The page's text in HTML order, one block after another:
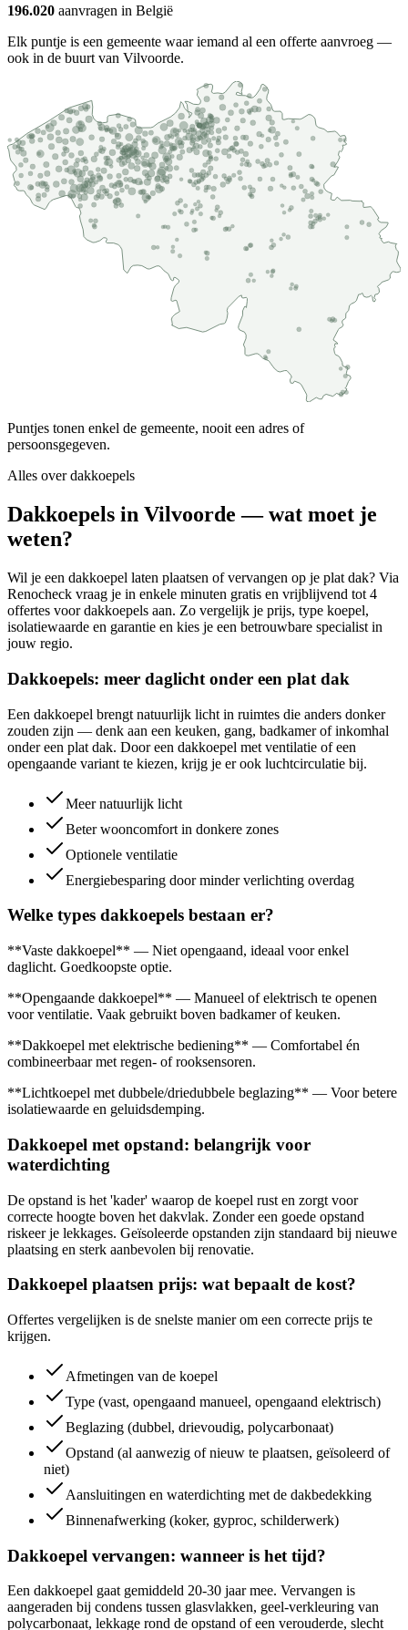
196.020 aanvragen in België
Elk puntje is een gemeente waar iemand al een offerte aanvroeg —
ook in de buurt van Vilvoorde.
Puntjes tonen enkel de gemeente, nooit een adres of
persoonsgegeven.
Alles overdakkoepels
Dakkoepels in Vilvoorde — wat moet je
weten?
Wil je een dakkoepel laten plaatsen of vervangen op je plat dak? Via
Renocheck vraag je in enkele minuten gratis en vrijblijvend tot 4
offertes voor dakkoepels aan. Zo vergelijk je prijs, type koepel,
isolatiewaarde en garantie en kies je een betrouwbare specialist in
jouw regio.
Dakkoepels: meer daglicht onder een plat dak
Een dakkoepel brengt natuurlijk licht in ruimtes die anders donker
zouden zijn — denk aan een keuken, gang, badkamer of inkomhal
onder een plat dak. Door een dakkoepel met ventilatie of een
opengaande variant te kiezen, krijg je er ook luchtcirculatie bij.
Meer natuurlijk licht
Beter wooncomfort in donkere zones
Optionele ventilatie
Energiebesparing door minder verlichting overdag
Welke types dakkoepels bestaan er?
**Vaste dakkoepel** — Niet opengaand, ideaal voor enkel
daglicht. Goedkoopste optie.
**Opengaande dakkoepel** — Manueel of elektrisch te openen
voor ventilatie. Vaak gebruikt boven badkamer of keuken.
**Dakkoepel met elektrische bediening** — Comfortabel én
combineerbaar met regen- of rooksensoren.
**Lichtkoepel met dubbele/driedubbele beglazing** — Voor betere
isolatiewaarde en geluidsdemping.
Dakkoepel met opstand: belangrijk voor
waterdichting
De opstand is het 'kader' waarop de koepel rust en zorgt voor
correcte hoogte boven het dakvlak. Zonder een goede opstand
riskeer je lekkages. Geïsoleerde opstanden zijn standaard bij nieuwe
plaatsing en sterk aanbevolen bij renovatie.
Dakkoepel plaatsen prijs: wat bepaalt de kost?
Offertes vergelijken is de snelste manier om een correcte prijs te
krijgen.
Afmetingen van de koepel
Type (vast, opengaand manueel, opengaand elektrisch)
Beglazing (dubbel, drievoudig, polycarbonaat)
Opstand (al aanwezig of nieuw te plaatsen, geïsoleerd of
niet)
Aansluitingen en waterdichting met de dakbedekking
Binnenafwerking (koker, gyproc, schilderwerk)
Dakkoepel vervangen: wanneer is het tijd?
Een dakkoepel gaat gemiddeld 20-30 jaar mee. Vervangen is
aangeraden bij condens tussen glasvlakken, geel-verkleuring van
polycarbonaat, lekkage rond de opstand of een verouderde, slecht